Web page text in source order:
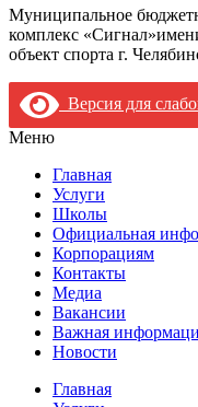
Муниципальное
комплекс
объект спорта г.
Версия для
Меню
Главная
Услуги
Школы
Официальная
Корпорациям
Контакты
Медиа
Вакансии
Важная
Новости
Главная